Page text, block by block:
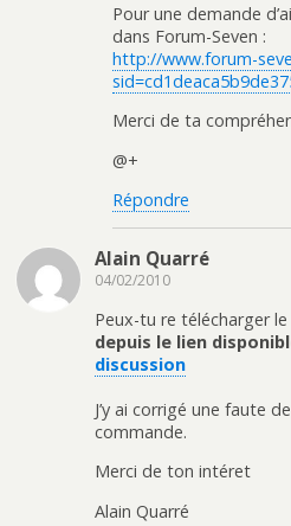
Pour une demande
dans Forum-Seven :
http://www.forum-
Merci de ta
@+
Répondre
Alain Quarré
04/02/2010
Peux-tu re télécharger
depuis le lien
discussion
J’y ai corrigé une faute
commande.
Merci de ton intéret
Alain Quarré